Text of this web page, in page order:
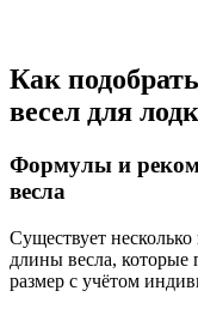
Как
весел для
Формулы и
весла
Существует
длины весла,
размер с учётом